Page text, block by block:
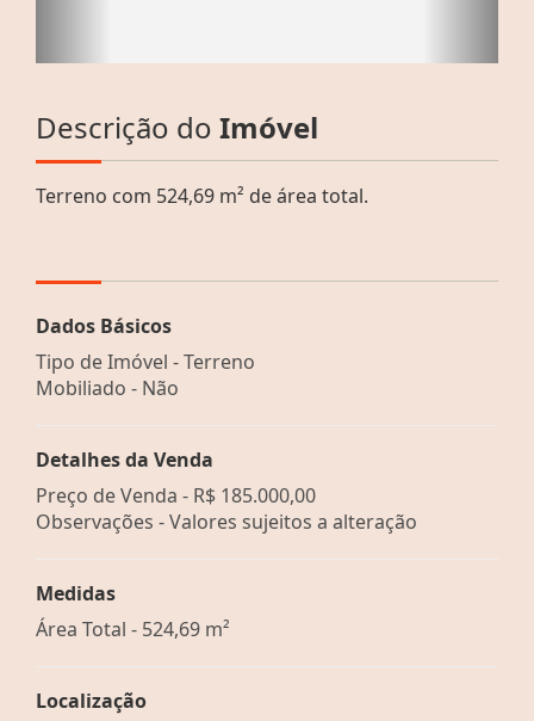
Descrição do Imóvel
Terreno com 524,69 m² de área total.
Dados Básicos
Tipo de Imóvel - Terreno
Mobiliado - Não
Detalhes da Venda
Preço de Venda - R$ 185.000,00
Observações - Valores sujeitos a alteração
Medidas
Área Total - 524,69 m²
Localização